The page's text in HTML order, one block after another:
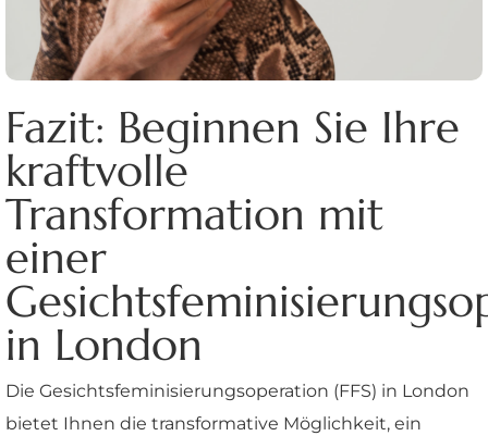
Fazit: Beginnen Sie Ihre
kraftvolle
Transformation mit
einer
in London
Die Gesichtsfeminisierungsoperation (FFS) in London
bietet Ihnen die transformative Möglichkeit, ein